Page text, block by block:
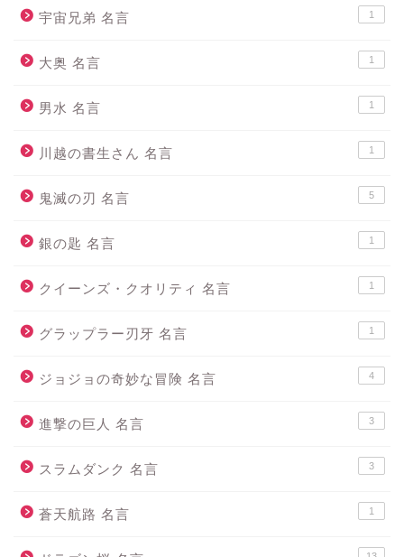
宇宙兄弟 名言 1
大奥 名言 1
男水 名言 1
川越の書生さん 名言 1
鬼滅の刃 名言 5
銀の匙 名言 1
クイーンズ・クオリティ 名言 1
グラップラー刃牙 名言 1
ジョジョの奇妙な冒険 名言 4
進撃の巨人 名言 3
スラムダンク 名言 3
蒼天航路 名言 1